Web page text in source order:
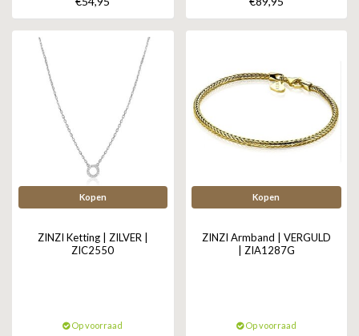
Kopen
ZINZI Ketting | ZILVER |
ZIC2550
Op voorraad
Kopen
ZINZI Armband | VERGULD
| ZIA1287G
Op voorraad